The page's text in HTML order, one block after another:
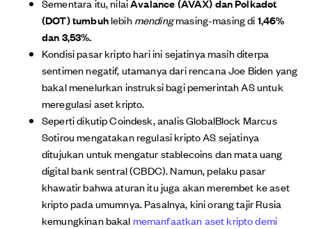
Sementara itu, nilaiAvalance (AVAX) dan Polkadot
(DOT) tumbuhlebihmendingmasing-masing di1,46%
dan 3,53%.
Kondisi pasar kripto hari ini sejatinya masih diterpa
sentimen negatif, utamanya dari rencana Joe Biden yang
bakal menelurkan instruksi bagi pemerintah AS untuk
meregulasi aset kripto.
Seperti dikutip Coindesk, analis GlobalBlock Marcus
Sotirou mengatakan regulasi kripto AS sejatinya
ditujukan untuk mengatur stablecoins dan mata uang
digital bank sentral (CBDC). Namun, pelaku pasar
khawatir bahwa aturan itu juga akan merembet ke aset
kripto pada umumnya. Pasalnya, kini orang tajir Rusia
kemungkinan bakal memanfaatkan aset kripto demi